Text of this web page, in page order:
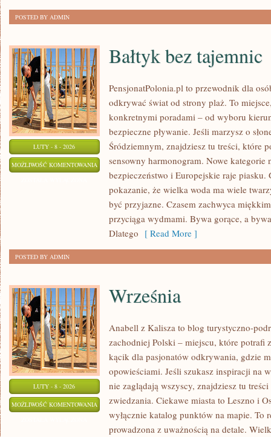
POSTED BY ADMIN
LUTY - 8 - 2026
MOŻLIWOŚĆ KOMENTOWANIA BAŁTYK
TAJEMNIC
Bałtyk bez tajemnic
PensjonatPolonia.pl to przewodnik dla
odkrywać świat od strony plaż. To
konkretnymi poradami – od wyboru
bezpieczne pływanie. Jeśli marzysz o
Śródziemnym, znajdziesz tu treści, które
sensowny harmonogram. Nowe kategorie
bezpieczeństwo i Europejskie raje piasku.
pokazanie, że wielka woda ma wiele
być przyjazne. Czasem zachwyca
przyciąga wydmami. Bywa gorące, a
Dlatego [ Read More ]
POSTED BY ADMIN
LUTY - 8 - 2026
MOŻLIWOŚĆ KOMENTOWANIA WRZEŚNIA
Września
Anabell z Kalisza to blog turystyczno-
zachodniej Polski – miejscu, które potrafi
kącik dla pasjonatów odkrywania, gdzie
opowieściami. Jeśli szukasz inspiracji na
nie zaglądają wszyscy, znajdziesz tu
zwiedzania. Ciekawe miasta to Leszno i
wyłącznie katalog punktów na mapie. To
prowadzona z uważnością na detale.